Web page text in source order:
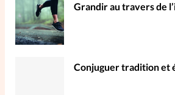
Grandir au travers de
Conjuguer tradition et